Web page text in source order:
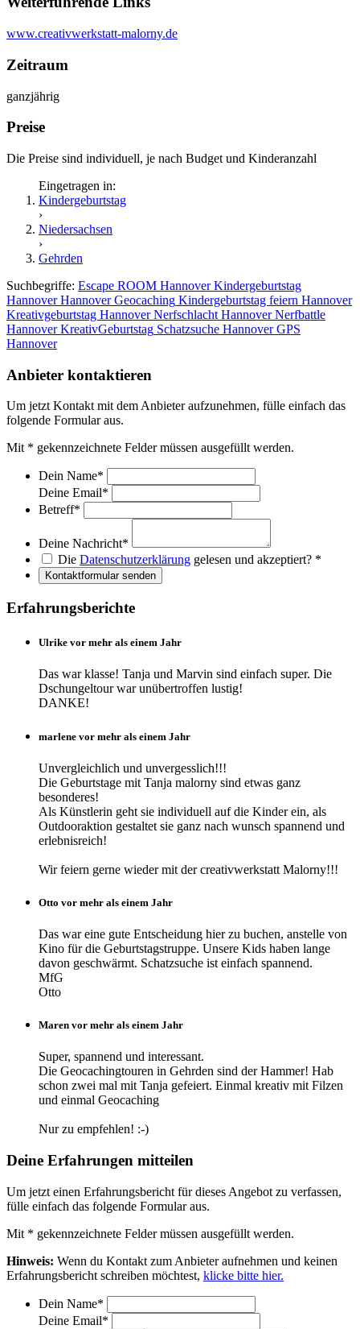
www.creativwerkstatt-malorny.de
Zeitraum
ganzjährig
Preise
Die Preise sind individuell, je nach Budget und Kinderanzahl
Eingetragen in:
Kindergeburtstag
›
Niedersachsen
›
Gehrden
Suchbegriffe: Escape ROOM HannoverKindergeburtstag
HannoverHannover Geocaching Kindergeburtstag feiern Hannover
Kreativgeburtstag HannoverNerfschlacht HannoverNerfbattle
HannoverKreativGeburtstag Schatzsuche HannoverGPS
Hannover
Anbieter kontaktieren
Um jetzt Kontakt mit dem Anbieter aufzunehmen, fülle einfach das
folgende Formular aus.
Mit * gekennzeichnete Felder müssen ausgefüllt werden.
Dein Name*
Deine Email*
Betreff*
Deine Nachricht*
Die Datenschutzerklärung gelesen und akzeptiert? *
Kontaktformular senden
Erfahrungsberichte
Ulrike vor mehr als einem Jahr
Das war klasse! Tanja und Marvin sind einfach super. Die
Dschungeltour war unübertroffen lustig!
DANKE!
marlene vor mehr als einem Jahr
Unvergleichlich und unvergesslich!!!
Die Geburtstage mit Tanja malorny sind etwas ganz
besonderes!
Als Künstlerin geht sie individuell auf die Kinder ein, als
Outdooraktion gestaltet sie ganz nach wunsch spannend und
erlebnisreich!
Wir feiern gerne wieder mit der creativwerkstatt Malorny!!!
Otto vor mehr als einem Jahr
Das war eine gute Entscheidung hier zu buchen, anstelle von
Kino für die Geburtstagstruppe. Unsere Kids haben lange
davon geschwärmt. Schatzsuche ist einfach spannend.
MfG
Otto
Maren vor mehr als einem Jahr
Super, spannend und interessant.
Die Geocachingtouren in Gehrden sind der Hammer! Hab
schon zwei mal mit Tanja gefeiert. Einmal kreativ mit Filzen
und einmal Geocaching
Nur zu empfehlen! :-)
Deine Erfahrungen mitteilen
Um jetzt einen Erfahrungsbericht für dieses Angebot zu verfassen,
fülle einfach das folgende Formular aus.
Mit * gekennzeichnete Felder müssen ausgefüllt werden.
Hinweis: Wenn du Kontakt zum Anbieter aufnehmen und keinen
Erfahrungsbericht schreiben möchtest, klicke bitte hier.
Dein Name*
Deine Email*